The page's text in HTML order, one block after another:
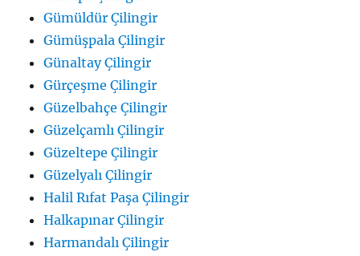
Gümüldür Çilingir
Gümüşpala Çilingir
Günaltay Çilingir
Gürçeşme Çilingir
Güzelbahçe Çilingir
Güzelçamlı Çilingir
Güzeltepe Çilingir
Güzelyalı Çilingir
Halil Rıfat Paşa Çilingir
Halkapınar Çilingir
Harmandalı Çilingir